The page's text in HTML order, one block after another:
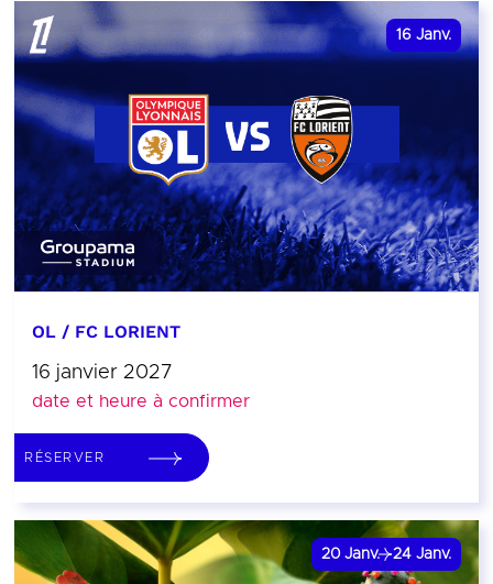
16 Janv.
OL / FC LORIENT
16 janvier 2027
date et heure à confirmer
RÉSERVER
20 Janv. 24 Janv.